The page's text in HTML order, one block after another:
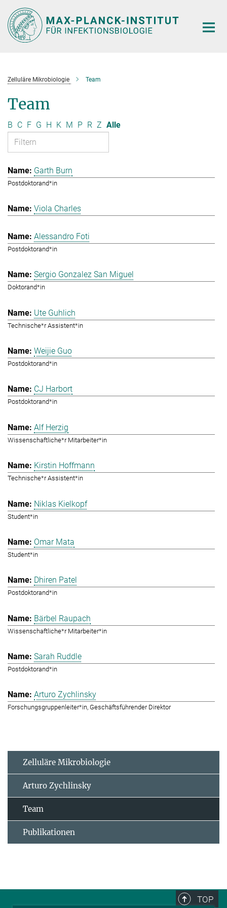
Hauptinhalt
Zelluläre Mikrobiologie Team
Team
B C F G H K M P R Z Alle
Garth Burn
Postdoktorand*in
Viola Charles
Alessandro Foti
Postdoktorand*in
Sergio Gonzalez San Miguel
Doktorand*in
Ute Guhlich
Technische*r Assistent*in
Weijie Guo
Postdoktorand*in
CJ Harbort
Postdoktorand*in
Alf Herzig
Wissenschaftliche*r Mitarbeiter*in
Kirstin Hoffmann
Technische*r Assistent*in
Niklas Kielkopf
Student*in
Omar Mata
Student*in
Dhiren Patel
Postdoktorand*in
Bärbel Raupach
Wissenschaftliche*r Mitarbeiter*in
Sarah Ruddle
Postdoktorand*in
Arturo Zychlinsky
Forschungsgruppenleiter*in, Geschäftsführender Direktor
Zelluläre Mikrobiologie
Arturo Zychlinsky
Team
Publikationen
TOP